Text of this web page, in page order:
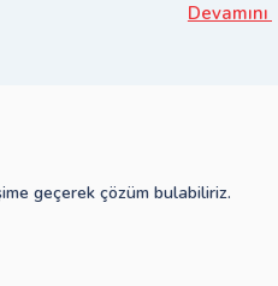
Devamını
geçerek çözüm bulabiliriz.